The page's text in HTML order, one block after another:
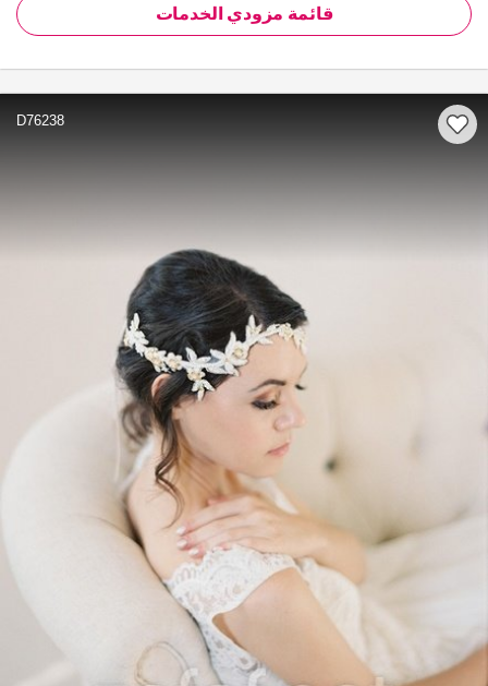
قائمة مزودي الخدمات
D76238